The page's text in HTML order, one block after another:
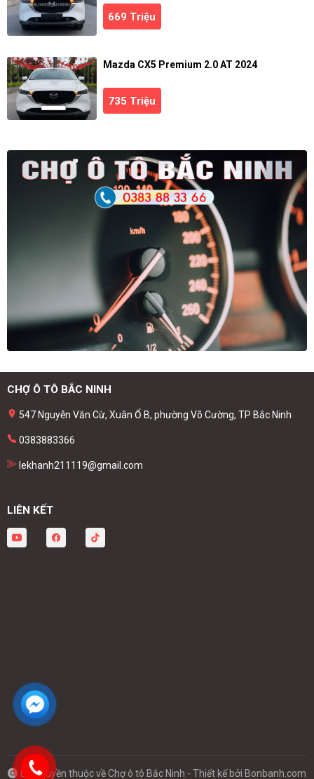
669 Triệu
Mazda CX5 Premium 2.0 AT 2024
735 Triệu
CHỢ Ô TÔ BẮC NINH
547 Nguyễn Văn Cừ, Xuân Ổ B, phường Võ Cường, TP Bắc Ninh
0383883366
lekhanh211119@gmail.com
LIÊN KẾT
Bản quyền thuộc về Chợ ô tô Bắc Ninh - Thiết kế bởi Bonbanh.com